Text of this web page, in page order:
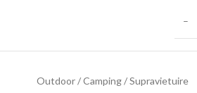
–
Outdoor / Camping / Supravietuire